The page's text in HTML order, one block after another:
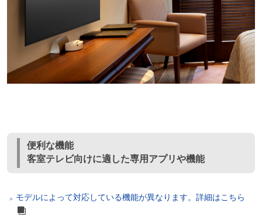
便利な機能
客室テレビ向けに適した専用アプリや機能
モデルによって対応している機能が異なります。詳細はこちら